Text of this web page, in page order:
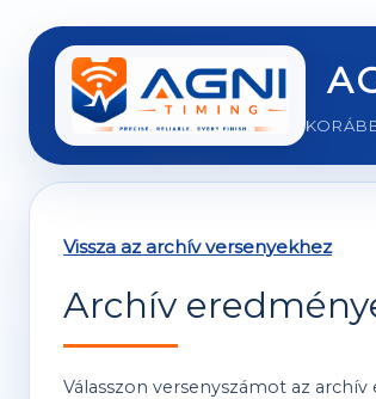
Vissza az archív versenyekhez
Archív
Válasszon versenyszámot az